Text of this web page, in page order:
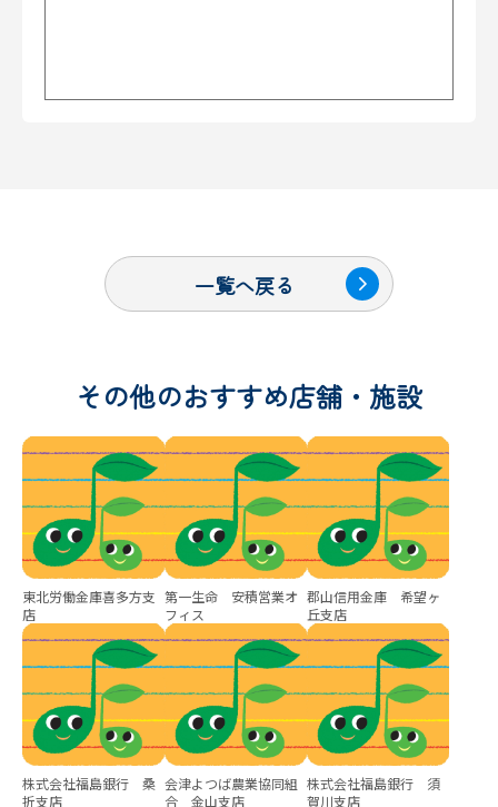
一覧へ戻る
その他のおすすめ店舗・施設
東北労働金庫喜多方支
店
第一生命 安積営業オ
フィス
郡山信用金庫 希望ヶ
丘支店
株式会社福島銀行 桑
折支店
会津よつば農業協同組
合 金山支店
株式会社福島銀行 須
賀川支店